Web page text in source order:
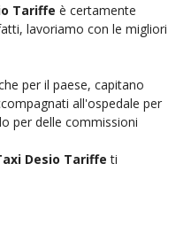
Tariffe è certamente
lavoriamo con le migliori
per il paese, capitano
all'ospedale per
per delle commissioni
Desio Tariffe ti